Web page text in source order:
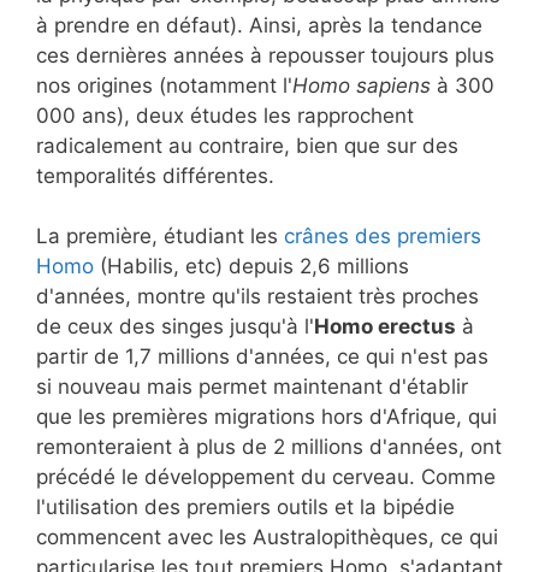
à prendre en défaut). Ainsi, après la tendance
ces dernières années à repousser toujours plus
nos origines (notamment l'Homo sapiens à 300
000 ans), deux études les rapprochent
radicalement au contraire, bien que sur des
temporalités différentes.
La première, étudiant les crânes des premiers
Homo (Habilis, etc) depuis 2,6 millions
d'années, montre qu'ils restaient très proches
de ceux des singes jusqu'à l'Homo erectus à
partir de 1,7 millions d'années, ce qui n'est pas
si nouveau mais permet maintenant d'établir
que les premières migrations hors d'Afrique, qui
remonteraient à plus de 2 millions d'années, ont
précédé le développement du cerveau. Comme
l'utilisation des premiers outils et la bipédie
commencent avec les Australopithèques, ce qui